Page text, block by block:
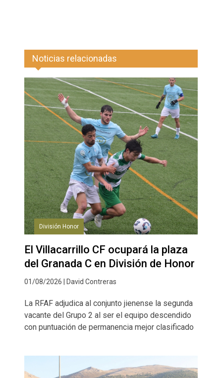
Noticias relacionadas
División Honor
El Villacarrillo CF ocupará la plaza
del Granada C en División de Honor
01/08/2026 | David Contreras
La RFAF adjudica al conjunto jienense la segunda
vacante del Grupo 2 al ser el equipo descendido
con puntuación de permanencia mejor clasificado